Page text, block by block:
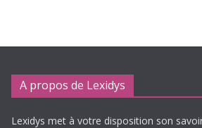
A propos de Lexidys
Lexidys met à votre disposition son